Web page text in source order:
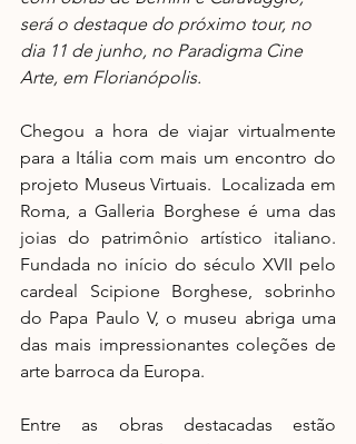
será o destaque do próximo tour, no
dia 11 de junho, no Paradigma Cine
Arte, em Florianópolis.
Chegou a hora de viajar virtualmente
para a Itália com mais um encontro do
projeto Museus Virtuais.  Localizada em
Roma, a Galleria Borghese é uma das
joias do patrimônio artístico italiano.
Fundada no início do século XVII pelo
cardeal Scipione Borghese, sobrinho
do Papa Paulo V, o museu abriga uma
das mais impressionantes coleções de
arte barroca da Europa.
Entre as obras destacadas estão